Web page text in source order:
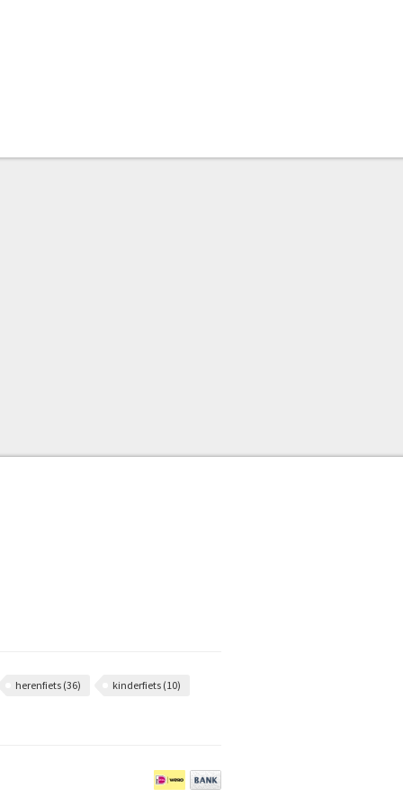
herenfiets (36) kinderfiets (10)